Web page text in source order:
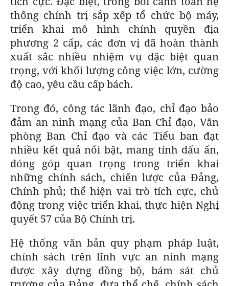
thống chính trị sắp xếp tổ chức bộ máy,
triển khai mô hình chính quyền địa
phương 2 cấp, các đơn vị đã hoàn thành
xuất sắc nhiều nhiệm vụ đặc biệt quan
trọng, với khối lượng công việc lớn, cường
độ cao, yêu cầu cấp bách.
Trong đó, công tác lãnh đạo, chỉ đạo bảo
đảm an ninh mạng của Ban Chỉ đạo, Văn
phòng Ban Chỉ đạo và các Tiểu ban đạt
nhiều kết quả nổi bật, mang tính dấu ấn,
đóng góp quan trọng trong triển khai
những chính sách, chiến lược của Đảng,
Chính phủ; thể hiện vai trò tích cực, chủ
động trong việc triển khai, thực hiện Nghị
quyết 57 của Bộ Chính trị.
Hệ thống văn bản quy phạm pháp luật,
chính sách trên lĩnh vực an ninh mạng
được xây dựng đồng bộ, bám sát chủ